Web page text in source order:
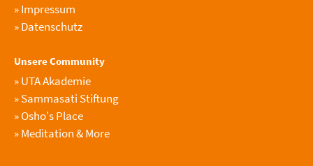
»Impressum
»Datenschutz
Unsere Community
»UTA Akademie
»Sammasati Stiftung
»Osho's Place
»Meditation & More